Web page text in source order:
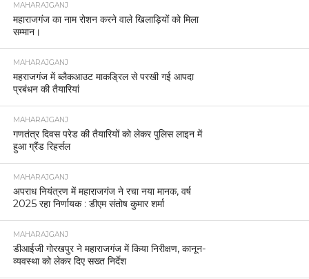
MAHARAJGANJ
महाराजगंज का नाम रोशन करने वाले खिलाड़ियों को मिला
सम्मान।
MAHARAJGANJ
महराजगंज में ब्लैकआउट माकड्रिल से परखी गई आपदा
प्रबंधन की तैयारियां
MAHARAJGANJ
गणतंत्र दिवस परेड की तैयारियों को लेकर पुलिस लाइन में
हुआ ग्रैंड रिहर्सल
MAHARAJGANJ
अपराध नियंत्रण में महाराजगंज ने रचा नया मानक, वर्ष
2025 रहा निर्णायक : डीएम संतोष कुमार शर्मा
MAHARAJGANJ
डीआईजी गोरखपुर ने महाराजगंज में किया निरीक्षण, कानून-
व्यवस्था को लेकर दिए सख्त निर्देश